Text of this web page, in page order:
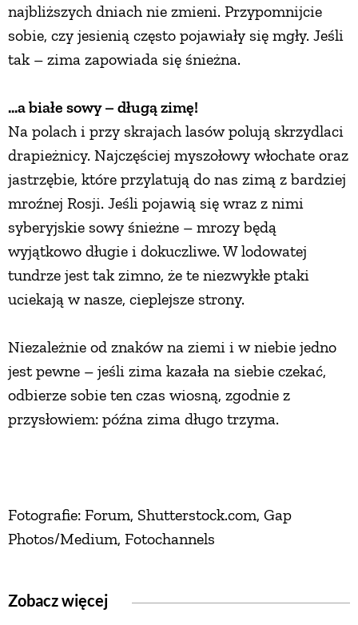
najbliższych dniach nie zmieni. Przypomnijcie
sobie, czy jesienią często pojawiały się mgły. Jeśli
tak – zima zapowiada się śnieżna.
...a białe sowy – długą zimę!
Na polach i przy skrajach lasów polują skrzydlaci
drapieżnicy. Najczęściej myszołowy włochate oraz
jastrzębie, które przylatują do nas zimą z bardziej
mroźnej Rosji. Jeśli pojawią się wraz z nimi
syberyjskie sowy śnieżne – mrozy będą
wyjątkowo długie i dokuczliwe. W lodowatej
tundrze jest tak zimno, że te niezwykłe ptaki
uciekają w nasze, cieplejsze strony.
Niezależnie od znaków na ziemi i w niebie jedno
jest pewne – jeśli zima kazała na siebie czekać,
odbierze sobie ten czas wiosną, zgodnie z
przysłowiem: późna zima długo trzyma.
Fotografie: Forum, Shutterstock.com, Gap
Photos/Medium, Fotochannels
Zobacz więcej